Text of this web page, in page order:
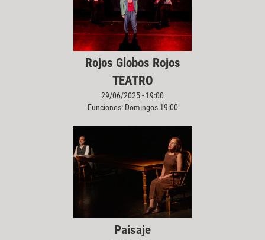
Rojos Globos Rojos
TEATRO
29/06/2025 - 19:00
Funciones: Domingos 19:00
Paisaje